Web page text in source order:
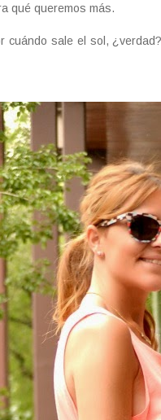
qué queremos más.
cuándo sale el sol,